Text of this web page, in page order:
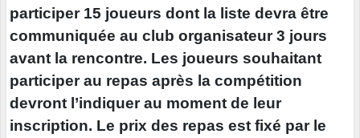
participer 15 joueurs dont la liste devra être
communiquée au club organisateur 3 jours
avant la rencontre. Les joueurs souhaitant
participer au repas après la compétition
devront l’indiquer au moment de leur
inscription. Le prix des repas est fixé par le